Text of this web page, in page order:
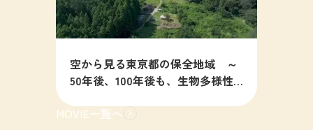
空から見る東京都の保全地域 ～
50年後、100年後も、生物多様性
MOVIE一覧へ